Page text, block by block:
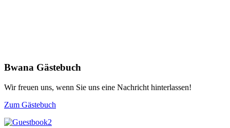
Bwana Gästebuch
Wir freuen uns, wenn Sie uns eine Nachricht hinterlassen!
Zum Gästebuch